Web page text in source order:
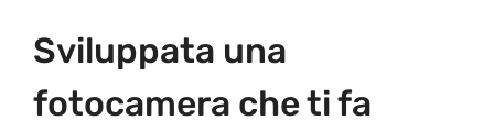
Sviluppata una
fotocamera che ti fa